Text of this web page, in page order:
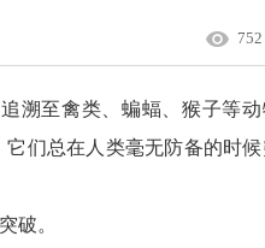
752
溯至禽类、蝙蝠、猴子等动
们总在人类毫无防备的时候
破。